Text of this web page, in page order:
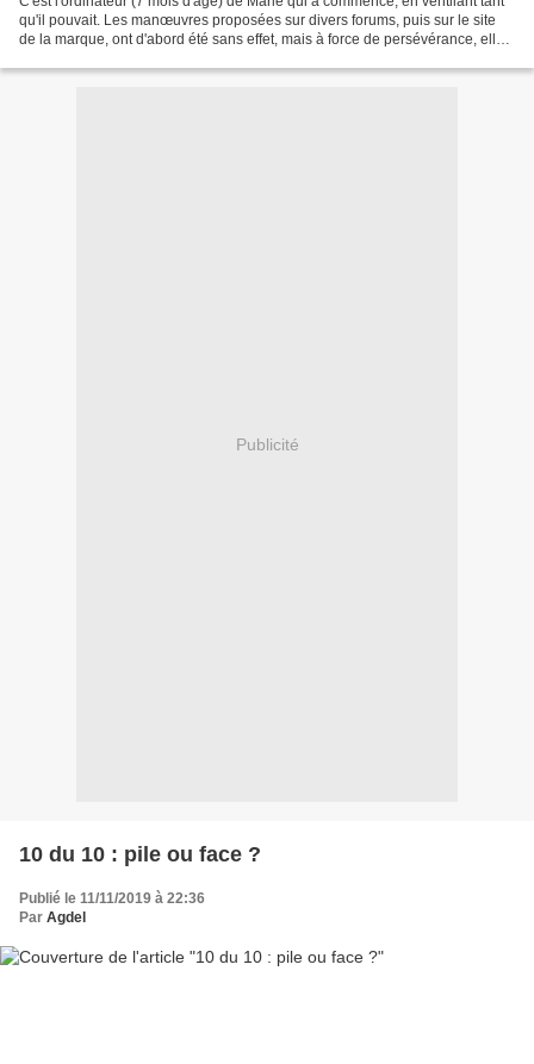
qu'il pouvait. Les manœuvres proposées sur divers forums, puis sur le site
de la marque, ont d'abord été sans effet, mais à force de persévérance, elle
Publicité
10 du 10 : pile ou face ?
Publié le 11/11/2019 à 22:36
Par Agdel